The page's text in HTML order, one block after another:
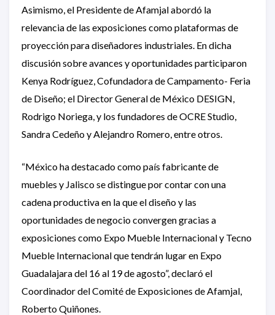
Asimismo, el Presidente de Afamjal abordó la
relevancia de las exposiciones como plataformas de
proyección para diseñadores industriales. En dicha
discusión sobre avances y oportunidades participaron
Kenya Rodríguez, Cofundadora de Campamento- Feria
de Diseño; el Director General de México DESIGN,
Rodrigo Noriega, y los fundadores de OCRE Studio,
Sandra Cedeño y Alejandro Romero, entre otros.
“México ha destacado como país fabricante de
muebles y Jalisco se distingue por contar con una
cadena productiva en la que el diseño y las
oportunidades de negocio convergen gracias a
exposiciones como Expo Mueble Internacional y Tecno
Mueble Internacional que tendrán lugar en Expo
Guadalajara del 16 al 19 de agosto”, declaró el
Coordinador del Comité de Exposiciones de Afamjal,
Roberto Quiñones.